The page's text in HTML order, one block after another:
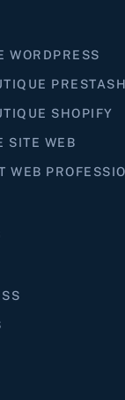
WORDPRESS
SHOPIFY
SITE WEB
WEB